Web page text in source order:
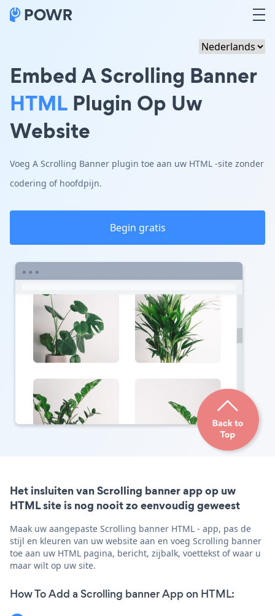
Embed A Scrolling Banner
HTML Plugin Op Uw
Website
Voeg A Scrolling Banner plugin toe aan uw HTML -site zonder
codering of hoofdpijn.
Begin gratis
Het insluiten van Scrolling banner app op uw
HTML site is nog nooit zo eenvoudig geweest
Maak uw aangepaste Scrolling banner HTML - app, pas de
stijl en kleuren van uw website aan en voeg Scrolling banner
toe aan uw HTML pagina, bericht, zijbalk, voettekst of waar u
maar wilt op uw site.
How To Add a Scrolling banner App on HTML: